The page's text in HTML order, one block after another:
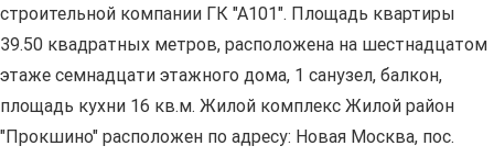
строительной компании ГК "А101". Площадь квартиры
39.50 квадратных метров, расположена на шестнадцатом
этаже семнадцати этажного дома, 1 санузел, балкон,
площадь кухни 16 кв.м. Жилой комплекс Жилой район
"Прокшино" расположен по адресу: Новая Москва, пос.